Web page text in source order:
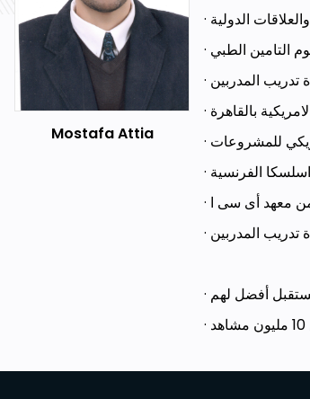
Mostafa Attia
الدولية
التامين الطبي
تدريب المدربين
بالقاهرة
للمشروعات
الفرنسية
أفضل لهم